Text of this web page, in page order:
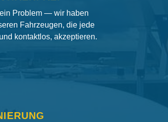
Problem — wir haben
Fahrzeugen, die jede
kontaktlos, akzeptieren.